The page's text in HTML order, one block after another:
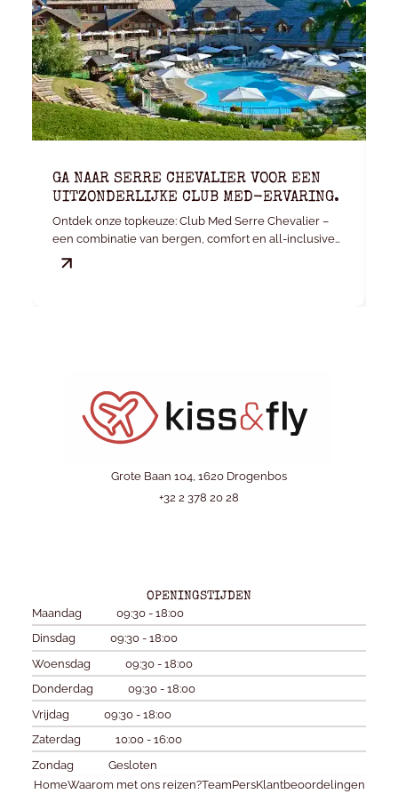
GA NAAR SERRE CHEVALIER VOOR EEN
UITZONDERLIJKE CLUB MED-ERVARING.
Ontdek onze topkeuze: Club Med Serre Chevalier –
een combinatie van bergen, comfort en all-inclusive
gemak.
Grote Baan 104, 1620 Drogenbos
+32 2 378 20 28
OPENINGSTIJDEN
Maandag
09:30 - 18:00
Dinsdag
09:30 - 18:00
Woensdag
09:30 - 18:00
Donderdag
09:30 - 18:00
Vrijdag
09:30 - 18:00
Zaterdag
10:00 - 16:00
Zondag
Gesloten
HomeWaarom met ons reizen?TeamPersKlantbeoordelingen